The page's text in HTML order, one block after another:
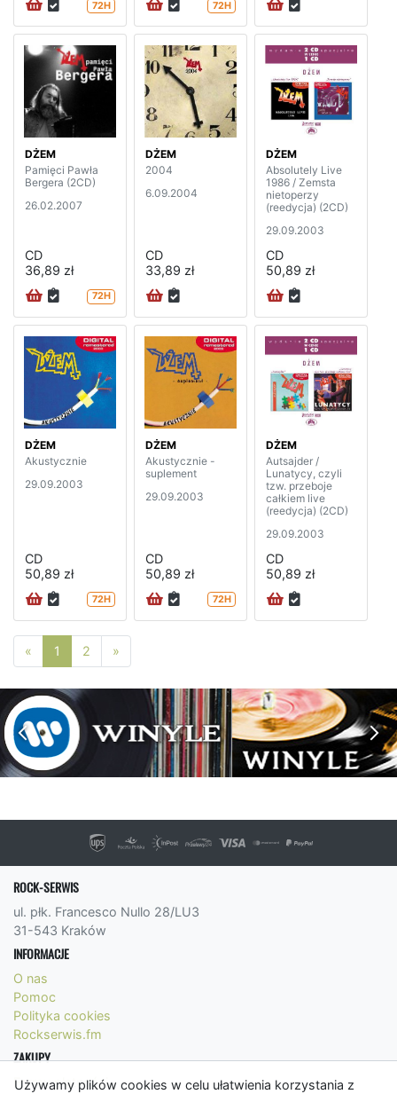
Używamy plików cookies w celu ułatwienia korzystania z
72H 72H
DŻEM
Pamięci Pawła
Bergera (2CD)
26.02.2007
CD
36,89 zł
72H
DŻEM
2004
6.09.2004
CD
33,89 zł
DŻEM
Absolutely Live
1986 / Zemsta
nietoperzy
(reedycja) (2CD)
29.09.2003
CD
50,89 zł
DŻEM
Akustycznie
29.09.2003
CD
50,89 zł
72H
DŻEM
Akustycznie -
suplement
29.09.2003
CD
50,89 zł
72H
DŻEM
Autsajder /
Lunatycy, czyli
tzw. przeboje
całkiem live
(reedycja) (2CD)
29.09.2003
CD
50,89 zł
« Poprzednia strona
1 2 »
ROCK-SERWIS
ul. płk. Francesco Nullo 28/LU3
31-543 Kraków
INFORMACJE
O nas
Pomoc
Polityka cookies
Rockserwis.fm
ZAKUPY
Formy płatności